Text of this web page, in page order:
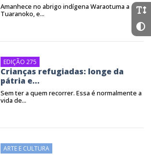
Amanhece no abrigo indígena Waraotuma a
Tuaranoko, e...
EDIÇÃO 275
Crianças refugiadas: longe da
pátria e...
Sem ter a quem recorrer. Essa é normalmente a
vida de...
ARTE E CULTURA